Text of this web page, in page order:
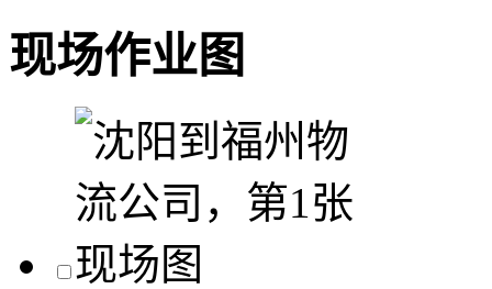
现场作业图